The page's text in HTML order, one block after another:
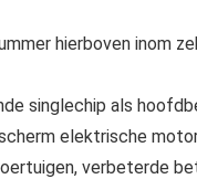
hierboven inom
singlechip als
elektrische
verbeterde